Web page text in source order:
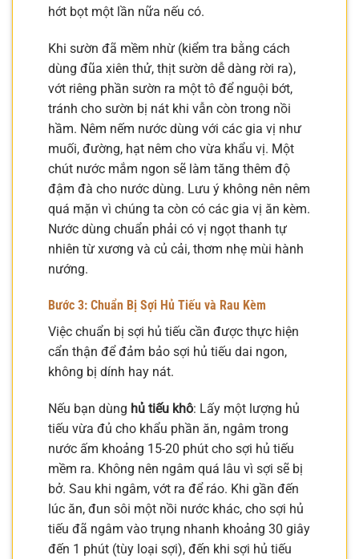
hớt bọt một lần nữa nếu có.
Khi sườn đã mềm nhừ (kiểm tra bằng cách
dùng đũa xiên thử, thịt sườn dễ dàng rời ra),
vớt riêng phần sườn ra một tô để nguội bớt,
tránh cho sườn bị nát khi vẫn còn trong nồi
hầm. Nêm nếm nước dùng với các gia vị như
muối, đường, hạt nêm cho vừa khẩu vị. Một
chút nước mắm ngon sẽ làm tăng thêm độ
đậm đà cho nước dùng. Lưu ý không nên nêm
quá mặn vì chúng ta còn có các gia vị ăn kèm.
Nước dùng chuẩn phải có vị ngọt thanh tự
nhiên từ xương và củ cải, thơm nhẹ mùi hành
nướng.
Bước 3: Chuẩn Bị Sợi Hủ Tiếu và Rau Kèm
Việc chuẩn bị sợi hủ tiếu cần được thực hiện
cẩn thận để đảm bảo sợi hủ tiếu dai ngon,
không bị dính hay nát.
Nếu bạn dùng hủ tiếu khô: Lấy một lượng hủ
tiếu vừa đủ cho khẩu phần ăn, ngâm trong
nước ấm khoảng 15-20 phút cho sợi hủ tiếu
mềm ra. Không nên ngâm quá lâu vì sợi sẽ bị
bở. Sau khi ngâm, vớt ra để ráo. Khi gần đến
lúc ăn, đun sôi một nồi nước khác, cho sợi hủ
tiếu đã ngâm vào trụng nhanh khoảng 30 giây
đến 1 phút (tùy loại sợi), đến khi sợi hủ tiếu